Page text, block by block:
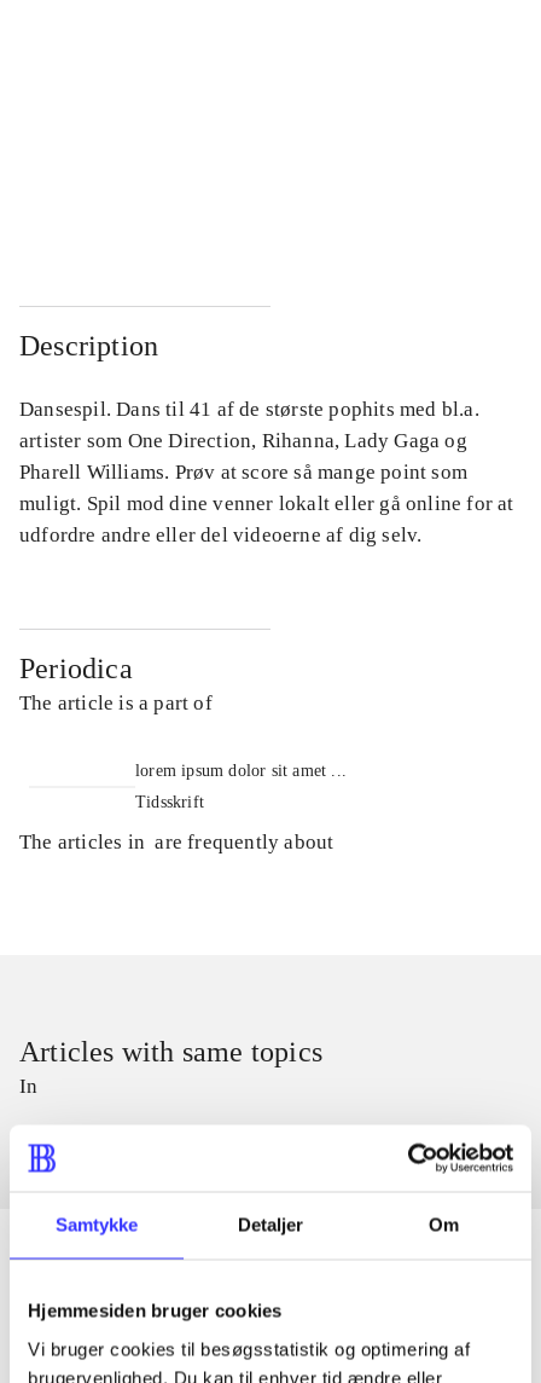
Samtykke Detaljer Om
Hjemmesiden bruger cookies
Vi bruger cookies til besøgsstatistik og optimering af
brugervenlighed. Du kan til enhver tid ændre eller
Description
Dansespil. Dans til 41 af de største pophits med bl.a.
artister som One Direction, Rihanna, Lady Gaga og
Pharell Williams. Prøv at score så mange point som
muligt. Spil mod dine venner lokalt eller gå online for at
udfordre andre eller del videoerne af dig selv.
Periodica
The article is a part of
lorem ipsum dolor sit amet ...
Tidsskrift
The articles in are frequently about
Articles with same topics
In
Articles
All registered articles grouped by issue